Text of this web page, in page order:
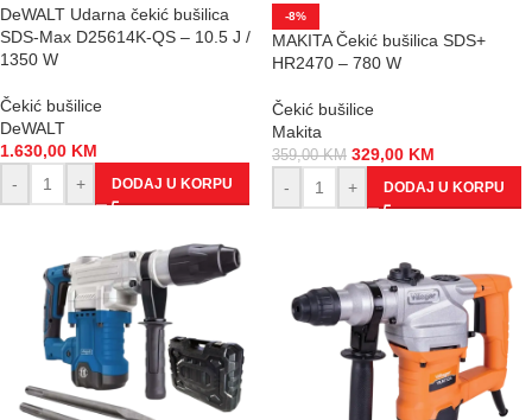
DeWALT Udarna čekić bušilica
SDS-Max D25614K-QS – 10.5 J /
1350 W
Čekić bušilice
DeWALT
1.630,00 KM
-
+ DODAJ U KORPU
-8%
MAKITA Čekić bušilica SDS+
HR2470 – 780 W
Čekić bušilice
Makita
359,00KM 329,00 KM
-
+ DODAJ U KORPU